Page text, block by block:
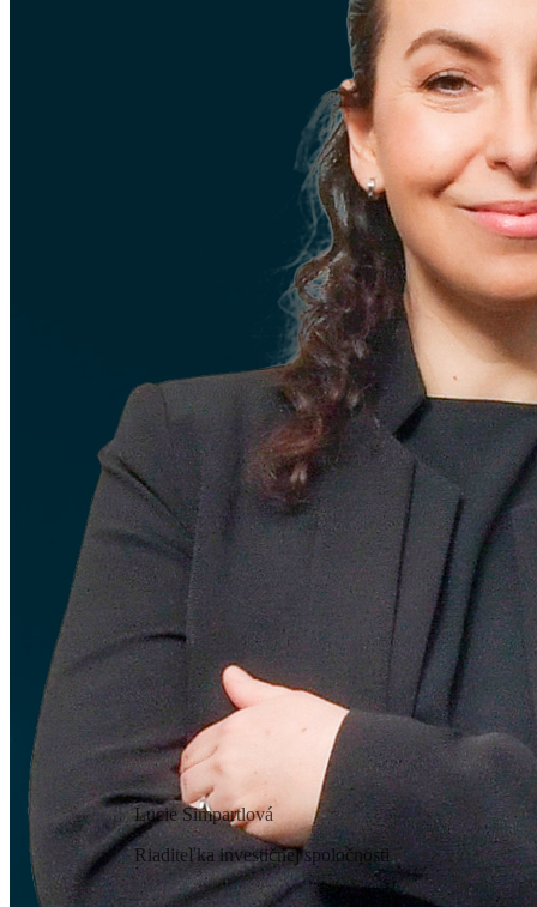
Lucie Simpartlová
Riaditeľka investičnej spoločnosti